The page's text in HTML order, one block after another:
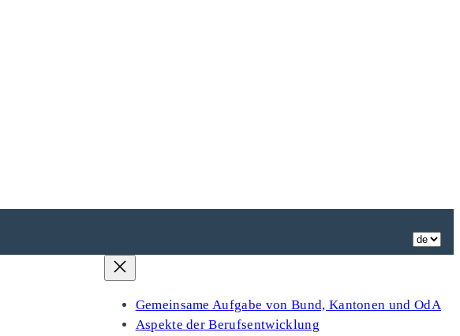
Gemeinsame Aufgabe von Bund, Kantonen und OdA
Aspekte der Berufsentwicklung